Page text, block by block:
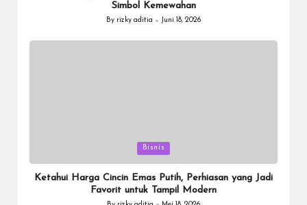
Simbol Kemewahan
Posted
By rizky aditia Juni 18, 2026
in
Bisnis
Ketahui Harga Cincin Emas Putih, Perhiasan yang Jadi
Favorit untuk Tampil Modern